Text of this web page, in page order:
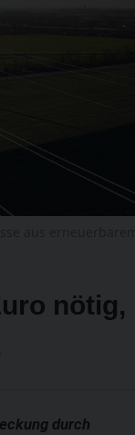
nötig,
durch